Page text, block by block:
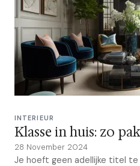
INTERIEUR
Klasse in huis: zo
28 November 2024
Je hoeft geen adellijke titel te